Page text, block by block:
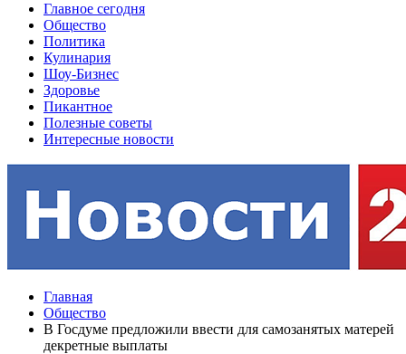
Главное сегодня
Общество
Политика
Кулинария
Шоу-Бизнес
Здоровье
Пикантное
Полезные советы
Интересные новости
Главная
Общество
В Госдуме предложили ввести для самозанятых матерей
декретные выплаты